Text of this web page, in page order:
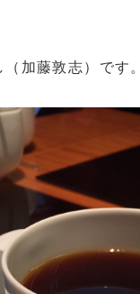
加藤敦志）です。